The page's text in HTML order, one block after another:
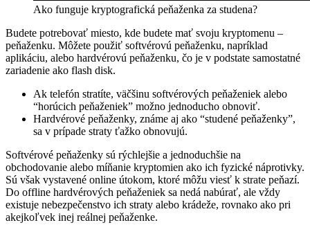
Ako funguje kryptografická peňaženka za studena?
Budete potrebovať miesto, kde budete mať svoju kryptomenu –
peňaženku. Môžete použiť softvérovú peňaženku, napríklad
aplikáciu, alebo hardvérovú peňaženku, čo je v podstate samostatné
zariadenie ako flash disk.
Ak telefón stratíte, väčšinu softvérových peňaženiek alebo
“horúcich peňaženiek” možno jednoducho obnoviť.
Hardvérové peňaženky, známe aj ako “studené peňaženky”,
sa v prípade straty ťažko obnovujú.
Softvérové peňaženky sú rýchlejšie a jednoduchšie na
obchodovanie alebo míňanie kryptomien ako ich fyzické náprotivky.
Sú však vystavené online útokom, ktoré môžu viesť k strate peňazí.
Do offline hardvérových peňaženiek sa nedá nabúrať, ale vždy
existuje nebezpečenstvo ich straty alebo krádeže, rovnako ako pri
akejkoľvek inej reálnej peňaženke.